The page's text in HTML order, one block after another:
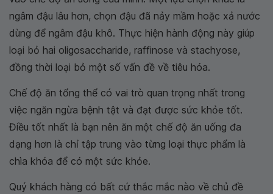
ngâm đậu lâu hơn, chọn đậu đã nảy mầm hoặc xả nước
dùng để ngâm đậu khô. Thực hiện hành động này giúp
loại bỏ hai oligosaccharide, raffinose và stachyose,
đồng thời loại bỏ một số vấn đề về tiêu hóa.
Chế độ ăn tổng thể có vai trò quan trọng nhất trong
việc ngăn ngừa bệnh tật và đạt được sức khỏe tốt.
Điều tốt nhất là bạn nên ăn một chế độ ăn uống đa
dạng hơn là chỉ tập trung vào từng loại thực phẩm là
chìa khóa để có một sức khỏe.
Quý khách hàng có bất cứ thắc mắc nào về chủ đề